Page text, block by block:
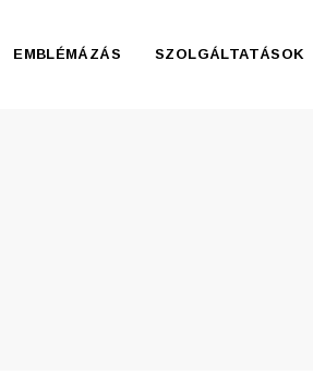
EMBLÉMÁZÁS SZOLGÁLTATÁSOK